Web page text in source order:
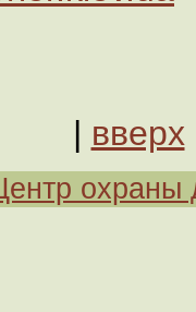
| вверх
охраны